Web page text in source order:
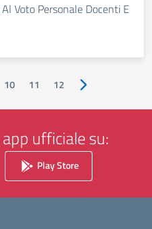
Voto Personale Docenti E
10 11 12 Pagina
ufficiale su:
Play Store